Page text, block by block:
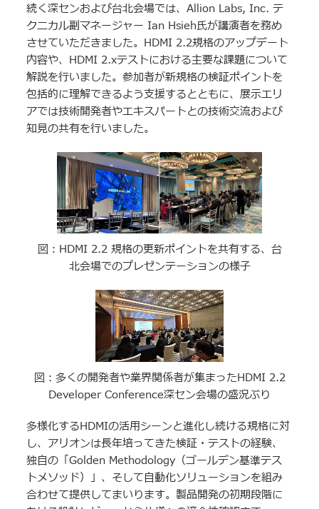
続く深センおよび台北会場では、Allion Labs, Inc. テ
クニカル副マネージャー Ian Hsieh氏が講演者を務め
させていただきました。HDMI 2.2規格のアップデート
内容や、HDMI 2.xテストにおける主要な課題について
解説を行いました。参加者が新規格の検証ポイントを
包括的に理解できるよう支援するとともに、展示エリ
アでは技術開発者やエキスパートとの技術交流および
知見の共有を行いました。
図：HDMI 2.2 規格の更新ポイントを共有する、台
北会場でのプレゼンテーションの様子
図：多くの開発者や業界関係者が集まったHDMI 2.2
Developer Conference深セン会場の盛況ぶり
多様化するHDMIの活用シーンと進化し続ける規格に対
し、アリオンは長年培ってきた検証・テストの経験、
独自の「Golden Methodology（ゴールデン基準テス
トメソッド）」、そして自動化ソリューションを組み
合わせて提供してまいります。製品開発の初期段階に